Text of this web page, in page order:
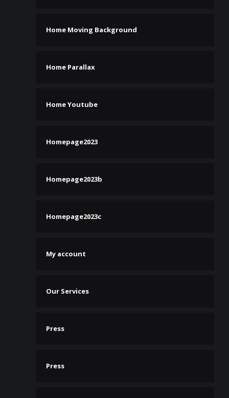
Home Moving Background
Home Parallax
Home Youtube
Homepage2023
Homepage2023b
Homepage2023c
My account
Our Services
Press
Press